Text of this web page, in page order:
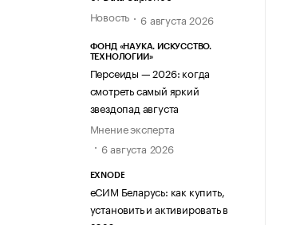
Новость
6 августа 2026
ФОНД «НАУКА. ИСКУССТВО.
ТЕХНОЛОГИИ»
Персеиды — 2026: когда
смотреть самый яркий
звездопад августа
Мнение эксперта
6 августа 2026
EXNODE
еСИМ Беларусь: как купить,
установить и активировать в